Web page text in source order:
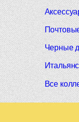
Черные
Все